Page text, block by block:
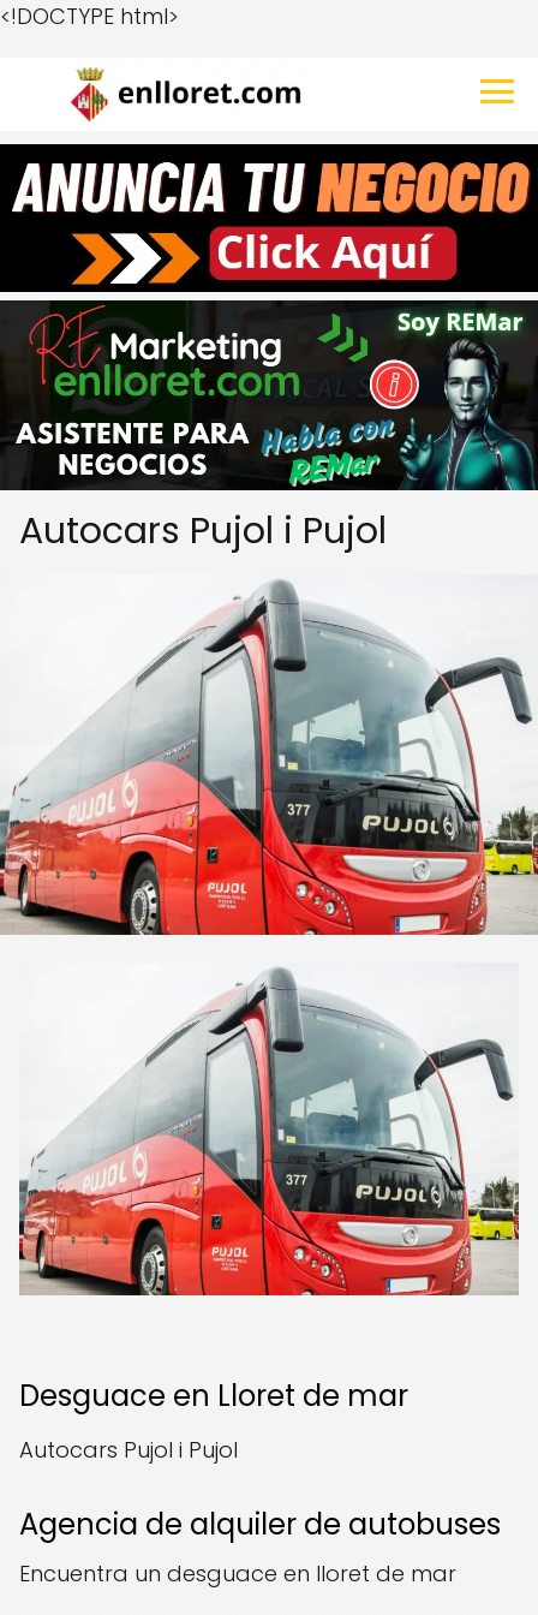
<!DOCTYPE html>
Autocars Pujol i Pujol
Desguace en Lloret de mar
Autocars Pujol i Pujol
Agencia de alquiler de autobuses
Encuentra un desguace en lloret de mar